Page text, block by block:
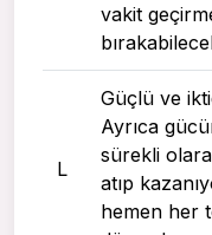
vakit
L
Güçlü ve
Ayrıca
sürekli
atıp
hemen her